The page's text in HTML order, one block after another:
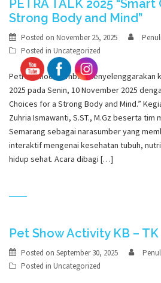
PETRA TALK 2025
Strong Body and Mind”
Posted on November 25, 2025
Posted in Uncategorized
Petra School kembali menyelenggarakan
2025 pada Senin, 10 November 2025
Choices for a Strong Body and Mind.”
Zuhria Ismawanti, S.ST., M.Gz beserta tim
Semarang sebagai narasumber yang
interaktif mengenai kesehatan tubuh,
hidup sehat. Acara dibagi […]
Pet Show Activity KB –
Posted on September 30, 2025
Posted in Uncategorized